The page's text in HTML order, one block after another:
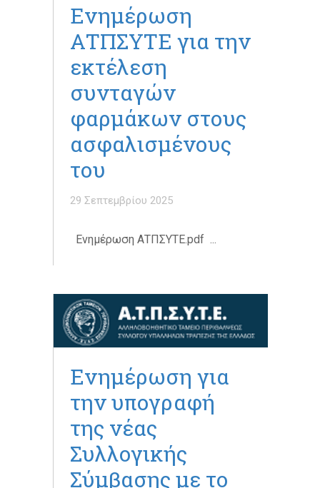
Ενημέρωση
ΑΤΠΣΥΤΕ για την
εκτέλεση
συνταγών
φαρμάκων στους
ασφαλισμένους
του
29 Σεπτεμβρίου 2025
Ενημέρωση ΑΤΠΣΥΤΕ.pdf ...
Ενημέρωση για
την υπογραφή
της νέας
Συλλογικής
Σύμβασης με το